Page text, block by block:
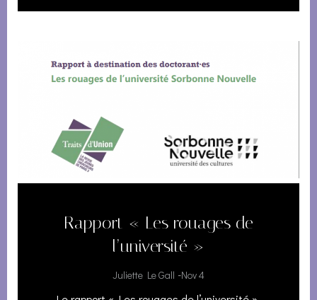
Rapport « Les rouages de
l’université »
Juliette Le Gall -Nov 4